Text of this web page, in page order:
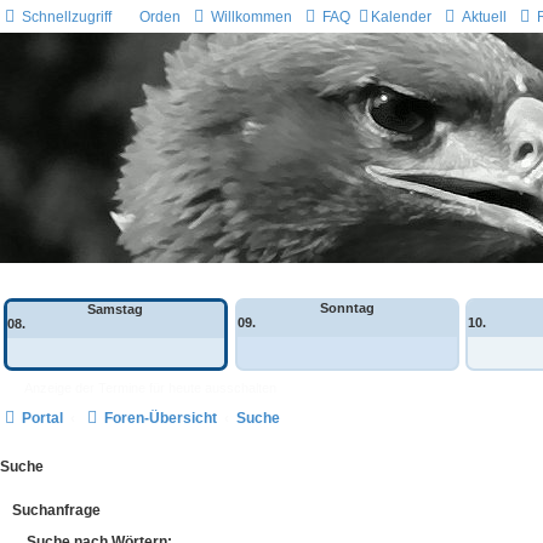
Schnellzugriff Orden Willkommen FAQ Kalender Aktuell
Samstag
08.
Sonntag
09.
10.
Portal Foren-Übersicht Suche
Suche
Suchanfrage